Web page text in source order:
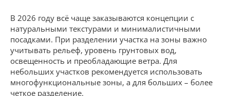
В 2026 году всё чаще заказываются концепции с
натуральными текстурами и минималистичными
посадками. При разделении участка на зоны важно
учитывать рельеф, уровень грунтовых вод,
освещенность и преобладающие ветра. Для
небольших участков рекомендуется использовать
многофункциональные зоны, а для больших – более
четкое разделение.